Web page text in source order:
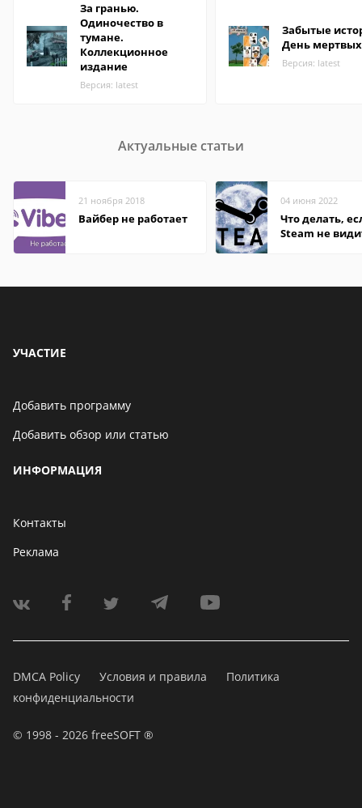
За гранью.
Одиночество в
тумане.
Коллекционное
издание
Версия: latest
Забытые
День мертвых
Версия: latest
Актуальные статьи
21 ноября 2018
Вайбер не работает
04 июня 2022
Что делать,
Steam не
УЧАСТИЕ
Добавить программу
Добавить обзор или статью
ИНФОРМАЦИЯ
Контакты
Реклама
DMCA Policy Условия и правила
Политика
конфиденциальности
© 1998 - 2026 freeSOFT ®